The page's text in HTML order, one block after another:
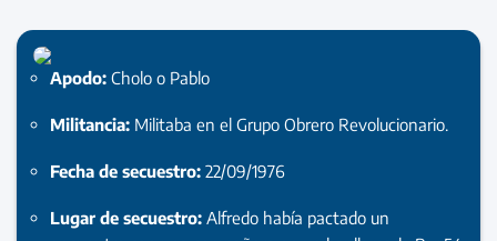
Apodo: Cholo o Pablo
Militancia: Militaba en el Grupo Obrero Revolucionario.
Fecha de secuestro: 22/09/1976
Lugar de secuestro: Alfredo había pactado un